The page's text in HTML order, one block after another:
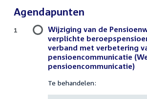
Agendapunten
Wijziging van de
verplichte
verband met verbetering
pensioencommunicatie
pensioencommunicatie)
Te behandelen:
1